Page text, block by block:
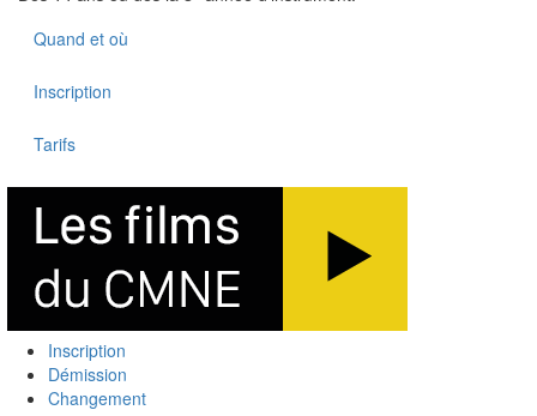
Quand et où
Inscription
Tarifs
Inscription
Démission
Changement